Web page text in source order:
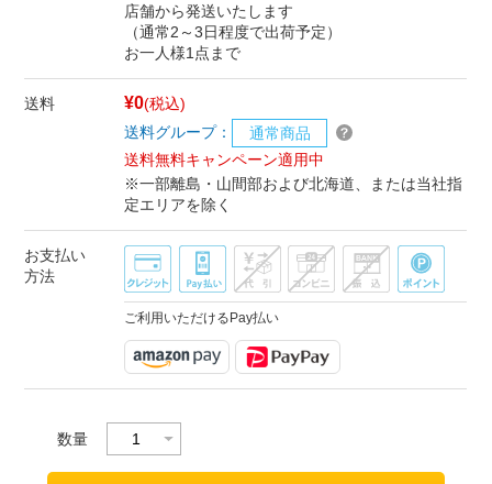
店舗から発送いたします
（通常2～3日程度で出荷予定）
お一人様1点まで
送料 ¥0(税込)
送料グループ：
通常商品
送料無料キャンペーン適用中
※一部離島・山間部および北海道、または当社指
定エリアを除く
お支払い
方法
ご利用いただけるPay払い
数量